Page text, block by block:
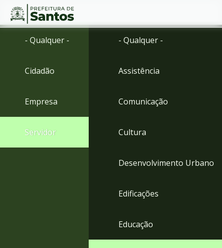
Ir
menu
para
Conteúdo
- Qualquer -
Cidadão
Empresa
Servidor
- Qualquer -
Assistência
Comunicação
Cultura
Desenvolvimento Urbano
Edificações
Educação